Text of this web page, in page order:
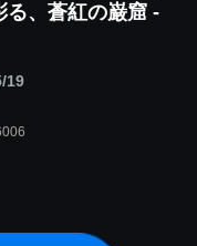
る、蒼紅の巌窟 -
19